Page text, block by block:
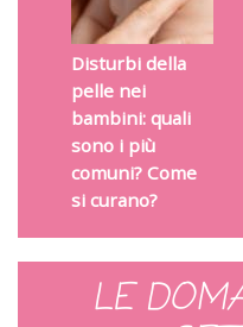
Disturbi della
pelle nei
bambini: quali
sono i più
comuni? Come
si curano?
LE